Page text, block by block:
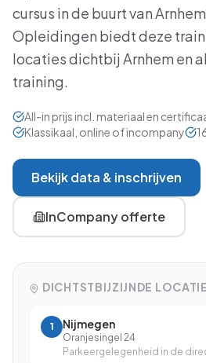
Excel: Draaitabellen en
Excel: Analyse en Rapportage
Excel voor Financials
Excel met AI
Excel Power BI
Word en Excel
Word Gevorderd
Word: Complexe
Word: Formulieren en
Word: Mailingen Verzorgen
Word en Excel
Outlook Alles-in-een
Outlook en Time Management
PowerPoint
PowerPoint Alles-in-een
Power BI
Introductiecursus 5-in-één
Office 365 voor eindgebruikers
Introductiecursus AI
Prompting met AI
VBA
Cursus VBA
Project
Project Basis
Visio
cursus in de buurt vanArnhem
Opleidingen biedt deze
locaties dichtbij Arnhem en
training.
All-in prijs incl. materiaal en
Klassikaal, online of incompany
Bekijk data & inschrijven
InCompany offerte
DICHTSTBIJZIJNDE
1 Nijmegen
Oranjesingel 24
Parkeergelegenheid in de